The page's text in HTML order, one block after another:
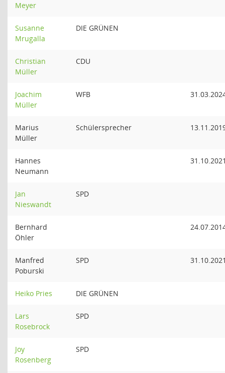
Meyer
Susanne
Mrugalla
DIE GRÜNEN
Christian
Müller
CDU
Joachim
Müller
WFB
Marius
Müller
Schülersprecher
Hannes
Neumann
Jan
Nieswandt
SPD
Bernhard
Öhler
Manfred
Poburski
SPD
Heiko Pries DIE GRÜNEN
Lars
Rosebrock
SPD
Joy
Rosenberg
SPD